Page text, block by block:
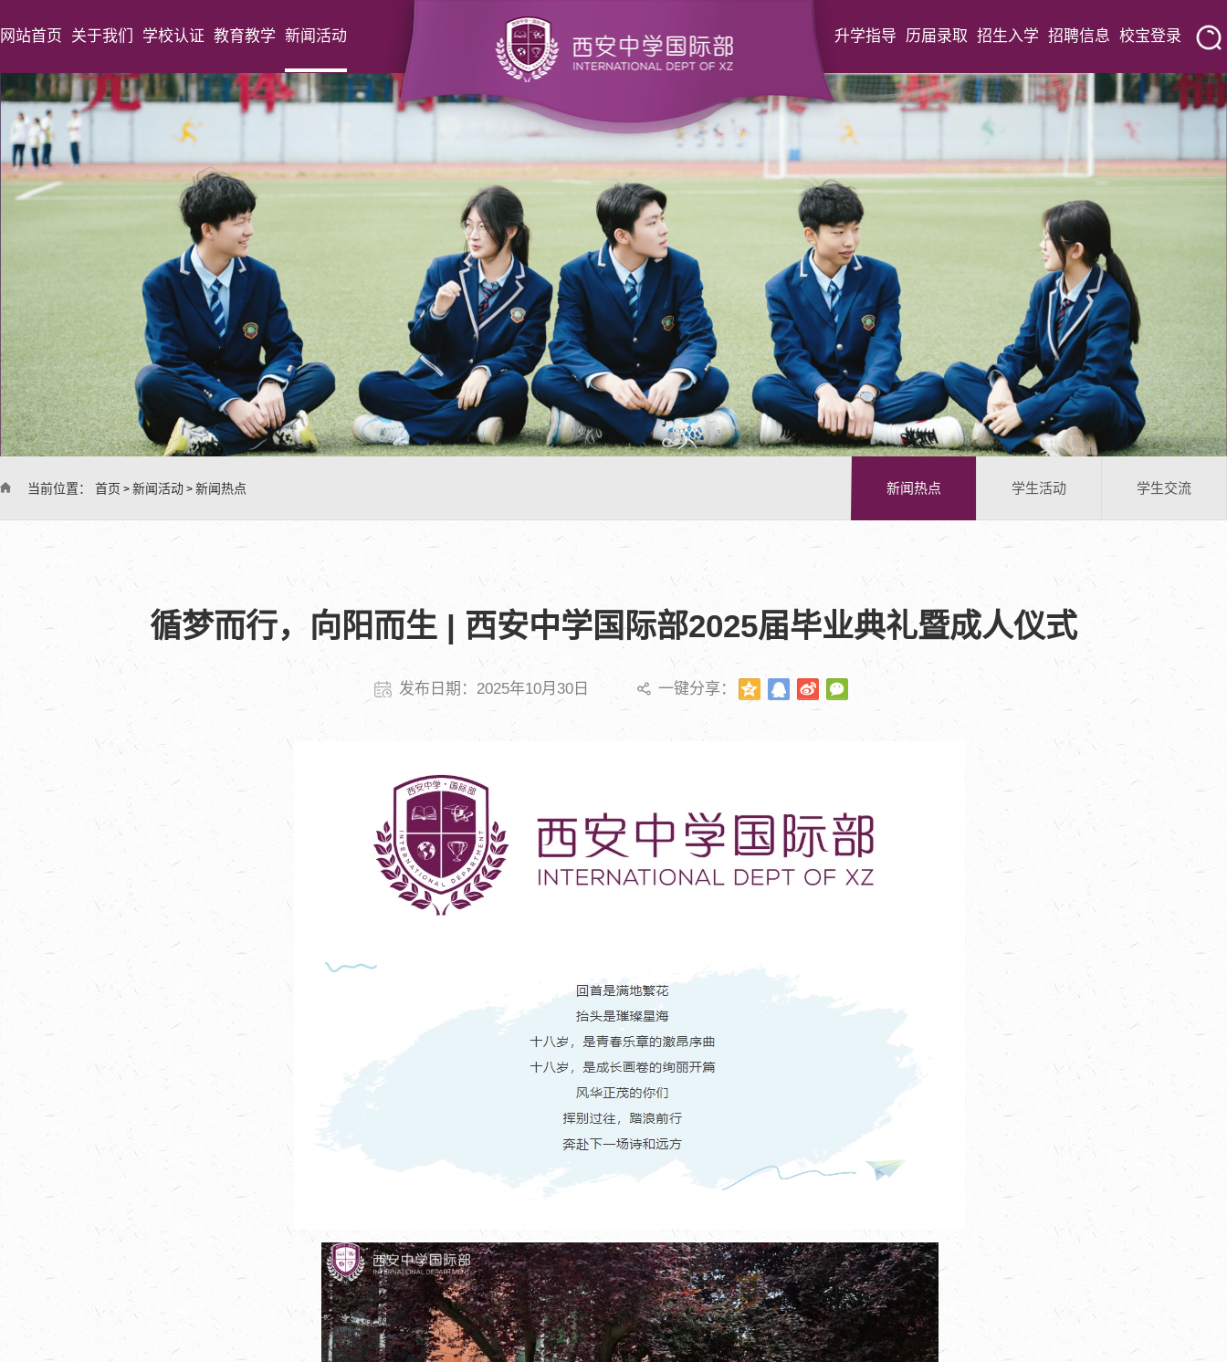
网站首页 关于我们 学校认证 教育教学 新闻活动 升学指导 历届录取 招生入学 招聘信息 校宝登录
当前位置： 首页 > 新闻活动 > 新闻热点 新闻热点 学生活动 学生交流
循梦而行，向阳而生 | 西安中学国际部2025届毕业典礼暨成人仪式
发布日期：2025年10月30日 一键分享：